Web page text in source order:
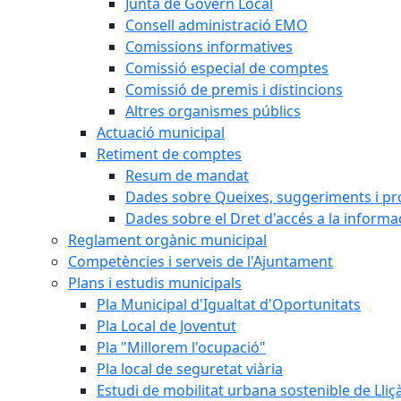
Consell administració EMO
Comissions informatives
Comissió especial de comptes
Comissió de premis i distincions
Altres organismes públics
Actuació municipal
Retiment de comptes
Resum de mandat
Dades sobre Queixes, suggeriments i
Dades sobre el Dret d'accés a la
Reglament orgànic municipal
Competències i serveis de l'Ajuntament
Plans i estudis municipals
Pla Municipal d'Igualtat d'Oportunitats
Pla Local de Joventut
Pla "Millorem l'ocupació"
Pla local de seguretat viària
Estudi de mobilitat urbana sostenible de